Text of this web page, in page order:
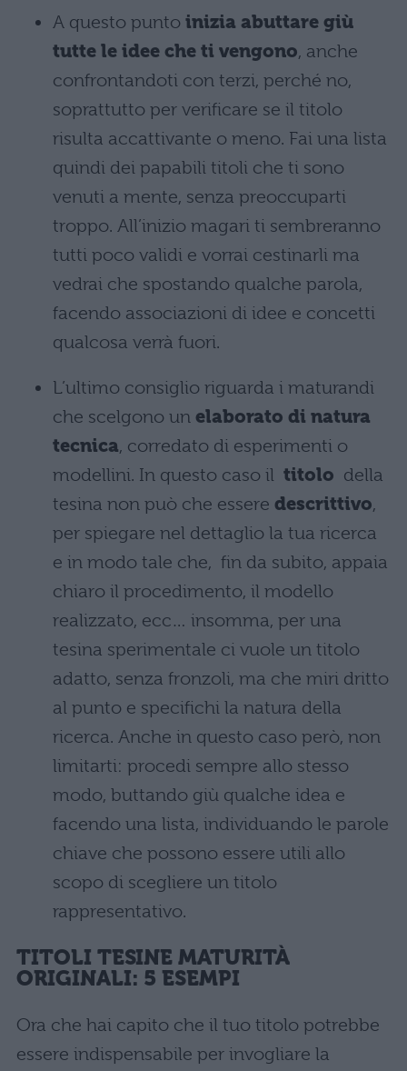
A questo punto inizia abuttare giù
tutte le idee che ti vengono, anche
confrontandoti con terzi, perché no,
soprattutto per verificare se il titolo
risulta accattivante o meno. Fai una lista
quindi dei papabili titoli che ti sono
venuti a mente, senza preoccuparti
troppo. All’inizio magari ti sembreranno
tutti poco validi e vorrai cestinarli ma
vedrai che spostando qualche parola,
facendo associazioni di idee e concetti
qualcosa verrà fuori.
L’ultimo consiglio riguarda i maturandi
che scelgono un elaborato di natura
tecnica, corredato di esperimenti o
modellini. In questo caso il titolo della
tesina non può che essere descrittivo,
per spiegare nel dettaglio la tua ricerca
e in modo tale che, fin da subito, appaia
chiaro il procedimento, il modello
realizzato, ecc… insomma, per una
tesina sperimentale ci vuole un titolo
adatto, senza fronzoli, ma che miri dritto
al punto e specifichi la natura della
ricerca. Anche in questo caso però, non
limitarti: procedi sempre allo stesso
modo, buttando giù qualche idea e
facendo una lista, individuando le parole
chiave che possono essere utili allo
scopo di scegliere un titolo
rappresentativo.
TITOLI TESINE MATURITÀ
ORIGINALI: 5 ESEMPI
Ora che hai capito che il tuo titolo potrebbe
essere indispensabile per invogliare la